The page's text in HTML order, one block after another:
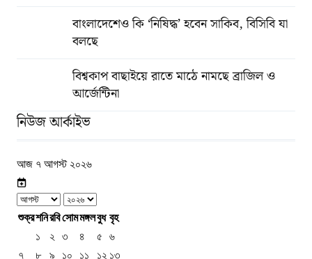
বাংলাদেশেও কি ‘নিষিদ্ধ’ হবেন সাকিব, বিসিবি যা
বলছে
বিশ্বকাপ বাছাইয়ে রাতে মাঠে নামছে ব্রাজিল ও
আর্জেন্টিনা
নিউজ আর্কাইভ
আজ ৭ আগস্ট ২০২৬
শুক্রশনিরবিসোমমঙ্গলবুধ বৃহ
১
২ ৩ ৪ ৫
৬
৭
৮ ৯ ১০ ১১ ১২ ১৩